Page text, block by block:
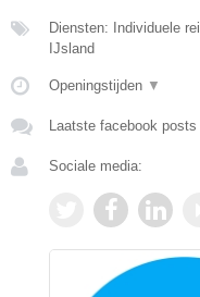
Diensten: Individuele
IJsland
Openingstijden ▼
Laatste facebook posts
Sociale media: